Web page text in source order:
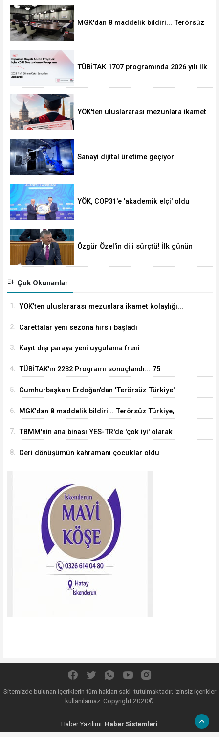
MGK'dan 8 maddelik bildiri... Terörsüz
TÜBİTAK 1707 programında 2026 yılı ilk
YÖK'ten uluslararası mezunlara ikamet
Sanayi dijital üretime geçiyor
YÖK, COP31'e 'akademik elçi' oldu
Özgür Özel'in dili sürçtü! İlk günün
Çok Okunanlar
1. YÖK'ten uluslararası mezunlara ikamet kolaylığı...
2. Carettalar yeni sezona hırslı başladı
3. Kayıt dışı paraya yeni uygulama freni
4. TÜBİTAK'ın 2232 Programı sonuçlandı... 75
5. Cumhurbaşkanı Erdoğan’dan 'Terörsüz Türkiye'
6. MGK'dan 8 maddelik bildiri... Terörsüz Türkiye,
7. TBMM'nin ana binası YES-TR'de 'çok iyi' olarak
8. Geri dönüşümün kahramanı çocuklar oldu
Sitemizde bulunan içeriklerin tüm hakları saklı tutulmaktadır, izinsiz içerikler
kullanılamaz. Copyright 2020©
Haber Yazılımı: Haber Sistemleri